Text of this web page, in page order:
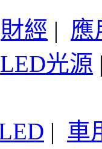
財經 | 應
LED光源
| 車